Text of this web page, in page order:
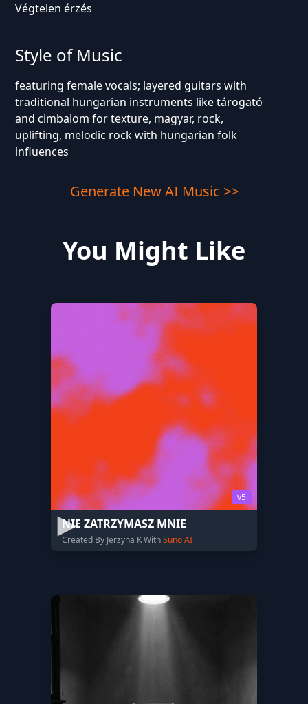
Végtelen érzés
Style of Music
featuring female vocals; layered guitars with
traditional hungarian instruments like tárogató
and cimbalom for texture, magyar, rock,
uplifting, melodic rock with hungarian folk
influences
Generate New AI Music >>
You Might Like
v5
NIE ZATRZYMASZ MNIE
Created By Jerzyna K WithSuno AI